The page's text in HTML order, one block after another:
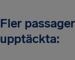
Fler
upptäckta: